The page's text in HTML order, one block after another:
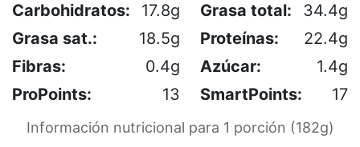
Carbohidratos: 17.8g Grasa total:
34.4g
Grasa sat.:
18.5g Proteínas:
22.4g
Fibras:
0.4g Azúcar:
1.4g
ProPoints:
13 SmartPoints: 17
Información nutricional para 1 porción (182g)